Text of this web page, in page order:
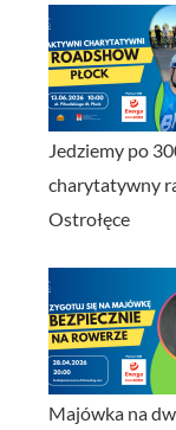
Jedziemy po
charytatywny
Ostrołęce
Majówka na